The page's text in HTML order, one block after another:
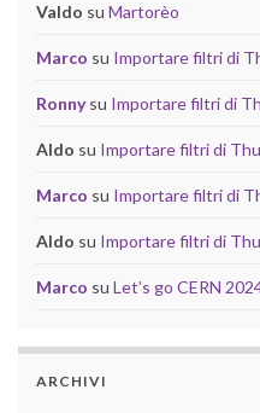
Valdo su Martorèo
Marco su Importare filtri di
Ronnysu Importare filtri di
Aldo su Importare filtri di
Marco su Importare filtri di
Aldo su Importare filtri di
Marco su Let’s go CERN
ARCHIVI